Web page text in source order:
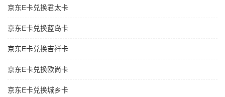
京东E卡兑换君太卡
京东E卡兑换蓝岛卡
京东E卡兑换吉祥卡
京东E卡兑换欧尚卡
京东E卡兑换城乡卡